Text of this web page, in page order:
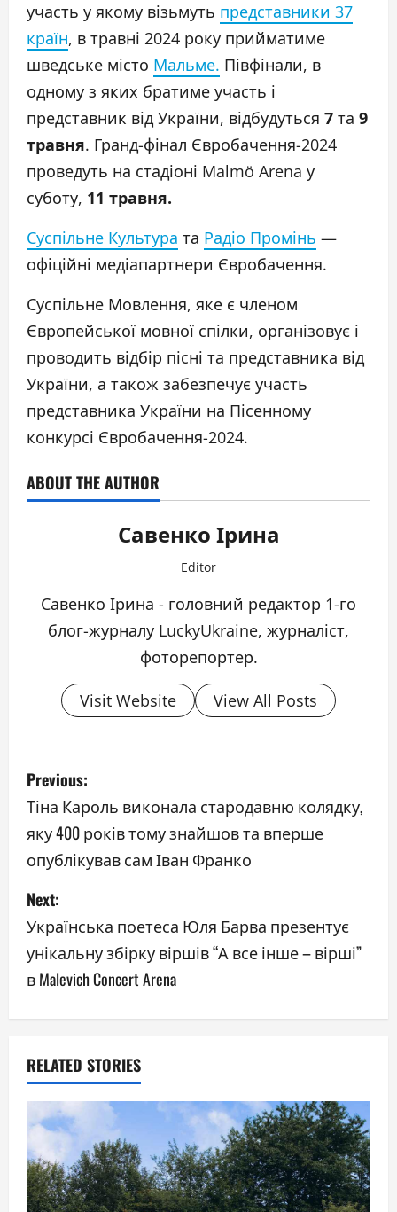
участь у якому візьмуть представники 37
країн, в травні 2024 року прийматиме
шведське місто Мальме. Півфінали, в
одному з яких братиме участь і
представник від України, відбудуться 7 та 9
травня. Гранд-фінал Євробачення-2024
проведуть на стадіоні Malmö Arena у
суботу, 11 травня.
Суспільне Культура та Радіо Промінь —
офіційні медіапартнери Євробачення.
Суспільне Мовлення, яке є членом
Європейської мовної спілки, організовує і
проводить відбір пісні та представника від
України, а також забезпечує участь
представника України на Пісенному
конкурсі Євробачення-2024.
ABOUT THE AUTHOR
Савенко Ірина
Editor
Савенко Ірина - головний редактор 1-го
блог-журналу LuckyUkraine, журналіст,
фоторепортер.
Visit Website View All Posts
P
o
s
t
n
a
v
i
g
a
t
i
Previous:
Тіна Кароль виконала стародавню колядку,
яку 400 років тому знайшов та вперше
опублікував сам Іван Франко
Next:
Українська поетеса Юля Барва презентує
унікальну збірку віршів “А все інше – вірші”
в Malevich Concert Arena
RELATED STORIES